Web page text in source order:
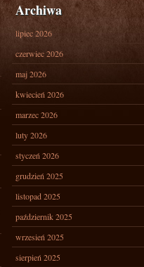
Archiwa
lipiec 2026
czerwiec 2026
maj 2026
kwiecień 2026
marzec 2026
luty 2026
styczeń 2026
grudzień 2025
listopad 2025
październik 2025
wrzesień 2025
sierpień 2025